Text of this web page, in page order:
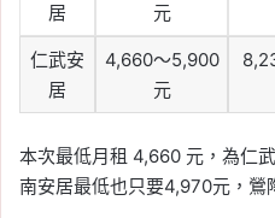
居
元
仁武安
居
4,660～5,900
元
本次最低月租 4,660 元，為仁
南安居最低也只要4,970元，鶯